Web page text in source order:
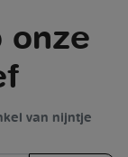
onze
van nijntje